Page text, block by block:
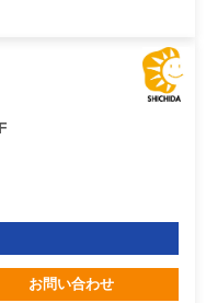
お問い合わせ